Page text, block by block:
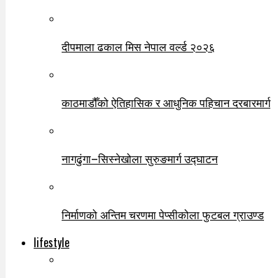
दीपमाला ढकाल मिस नेपाल वर्ल्ड २०२६
काठमाडौँको ऐतिहासिक र आधुनिक पहिचान दरबारमार्ग
नागढुंगा–सिस्नेखोला सुरुङमार्ग उद्घाटन
निर्माणको अन्तिम चरणमा पेप्सीकोला फुटबल ग्राउण्ड
lifestyle